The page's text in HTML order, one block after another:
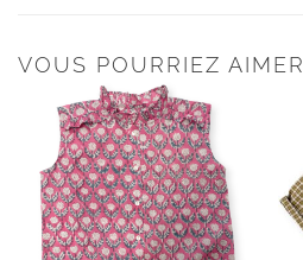
VOUS POURRIEZ AIMER